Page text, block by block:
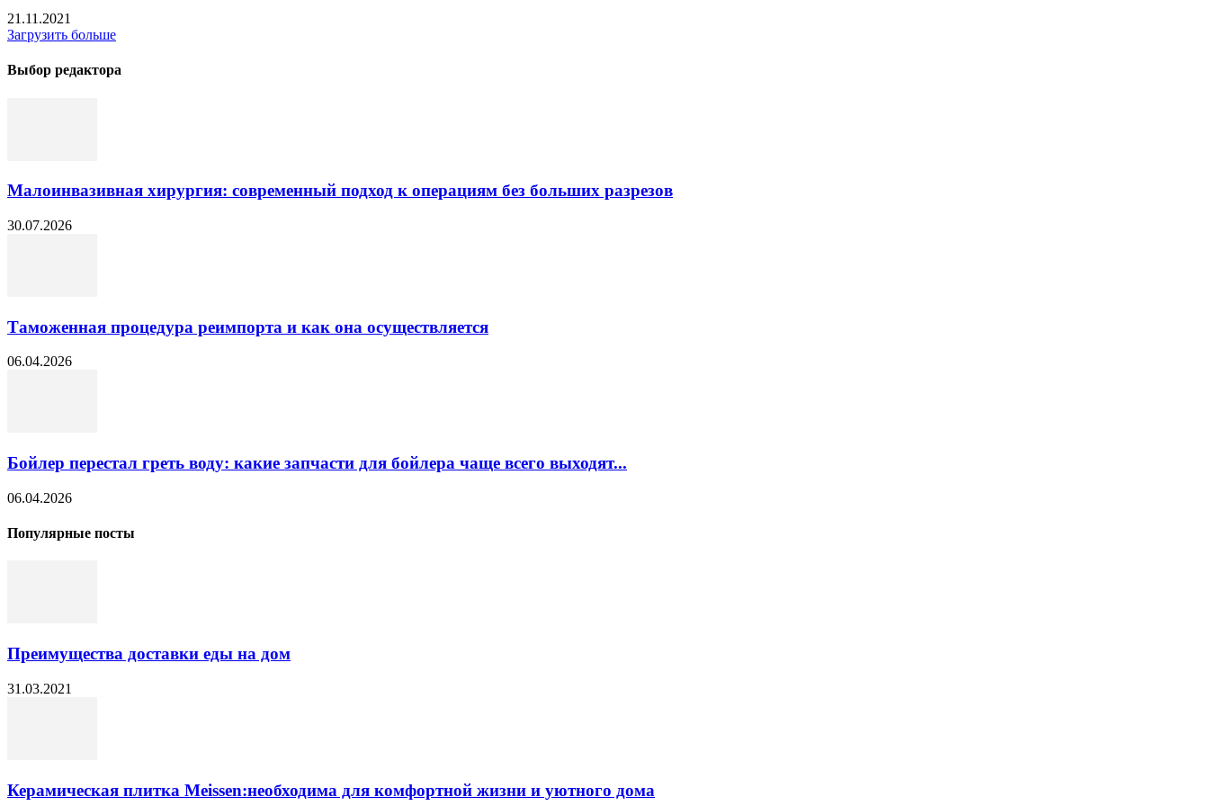
21.11.2021
Загрузить больше
Выбор редактора
Малоинвазивная хирургия: современный подход к операциям без больших разрезов
30.07.2026
Таможенная процедура реимпорта и как она осуществляется
06.04.2026
Бойлер перестал греть воду: какие запчасти для бойлера чаще всего выходят...
06.04.2026
Популярные посты
Преимущества доставки еды на дом
31.03.2021
Керамическая плитка Meissen:необходима для комфортной жизни и уютного дома